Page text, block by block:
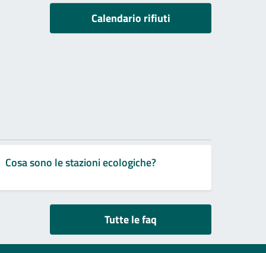
Calendario rifiuti
Cosa sono le stazioni ecologiche?
Tutte le faq